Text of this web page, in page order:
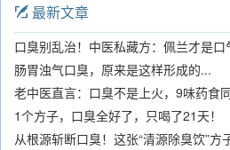
最新文章
口臭别乱治！中医私藏方：佩兰才是
肠胃浊气口臭，原来是这样形成的...
老中医直言：口臭不是上火，9味药食
1个方子，口臭全好了，只喝了21天！